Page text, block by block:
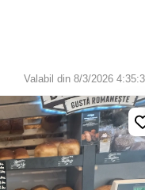
Valabil din 8/3/2026